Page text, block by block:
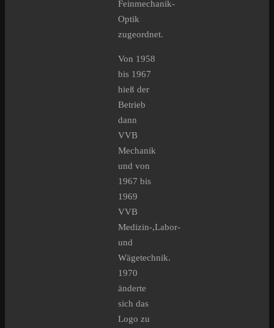
Feinmechanik-
Optik
zugeordnet.
Von 1958
bis 1967
hieß der
Betrieb
dann
VVB
Mechanik
und von
1967 bis
1969
VVB
Medizin-,Labor-
und
Wägetechnik.
1970
änderte
sich das
Logo zu